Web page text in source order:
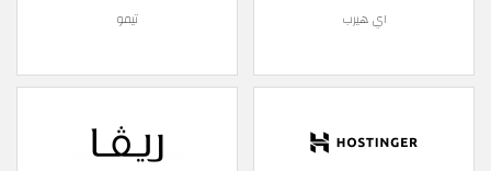
اي هيرب تيمو